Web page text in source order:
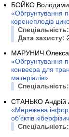
БОЙКО
«Обгрунтування
коренеплодів
Спеціальність:
Дата захисту:
МАРУНИЧ
«Обгрунтування
конвеєра для
матеріалів»
Спеціальність:
СТАНЬКО Андрій
«Мережева
об’єктів
Спеціальність: